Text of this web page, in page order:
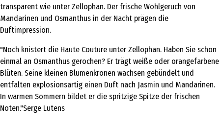
transparent wie unter Zellophan. Der frische Wohlgeruch von
Mandarinen und Osmanthus in der Nacht prägen die
Duftimpression.
"Noch knistert die Haute Couture unter Zellophan. Haben Sie schon
einmal an Osmanthus gerochen? Er trägt weiße oder orangefarbene
Blüten. Seine kleinen Blumenkronen wachsen gebündelt und
entfalten explosionsartig einen Duft nach Jasmin und Mandarinen.
In warmen Sommern bildet er die spritzige Spitze der frischen
Noten."Serge Lutens